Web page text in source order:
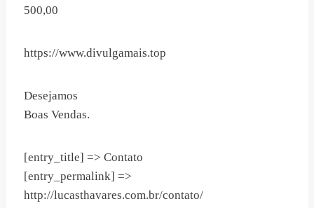
500,00
https://www.divulgamais.top
Desejamos
Boas Vendas.
[entry_title] => Contato
[entry_permalink] =>
http://lucasthavares.com.br/contato/